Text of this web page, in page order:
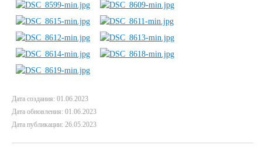
Дата создания: 01.06.2023
Дата обновления: 01.06.2023
Дата публикации: 26.05.2023